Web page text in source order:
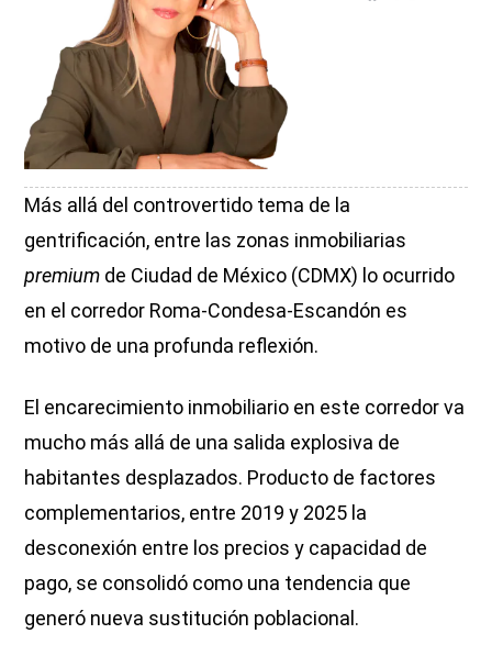
Más allá del controvertido tema de la
gentrificación, entre las zonas inmobiliarias
premium de Ciudad de México (CDMX) lo ocurrido
en el corredor Roma-Condesa-Escandón es
motivo de una profunda reflexión.
El encarecimiento inmobiliario en este corredor va
mucho más allá de una salida explosiva de
habitantes desplazados. Producto de factores
complementarios, entre 2019 y 2025 la
desconexión entre los precios y capacidad de
pago, se consolidó como una tendencia que
generó nueva sustitución poblacional.